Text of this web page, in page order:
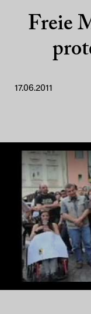
Freie
17.06.2011